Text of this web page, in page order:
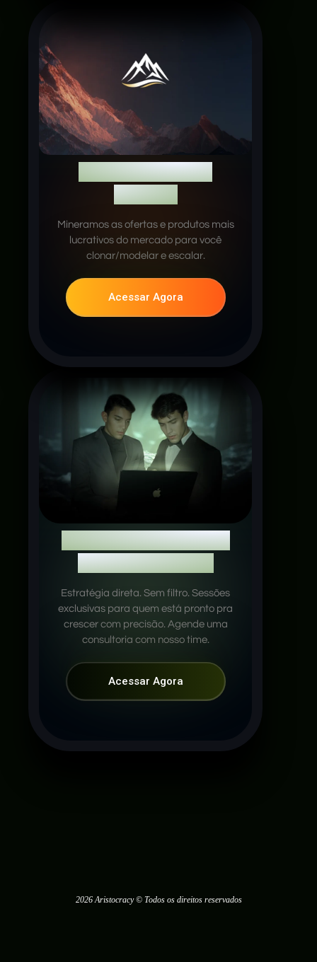
Escalonador de
Ofertas
Mineramos as ofertas e produtos mais
lucrativos do mercado para você
clonar/modelar e escalar.
Acessar Agora
Consultoria 1:1 com
Del e Rubatinno
Estratégia direta. Sem filtro. Sessões
exclusivas para quem está pronto pra
crescer com precisão. Agende uma
consultoria com nosso time.
Acessar Agora
2026 Aristocracy © Todos os direitos reservados